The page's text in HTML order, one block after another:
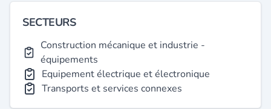
SECTEURS
Construction mécanique et industrie -
équipements
Equipement électrique et électronique
Transports et services connexes